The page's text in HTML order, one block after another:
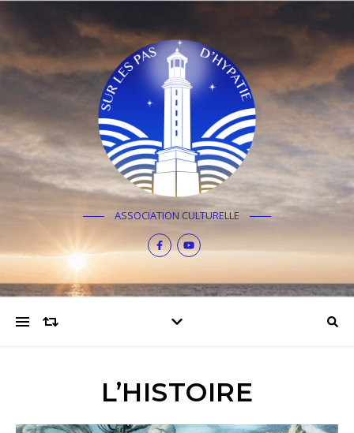
ASSOCIATION CULTURELLE
L’HISTOIRE